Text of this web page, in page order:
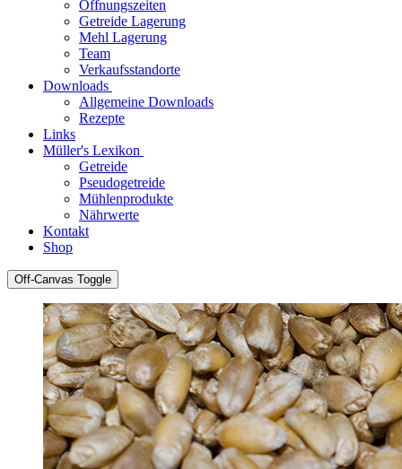
Öffnungszeiten
Getreide Lagerung
Mehl Lagerung
Team
Verkaufsstandorte
Downloads
Allgemeine Downloads
Rezepte
Links
Müller's Lexikon
Getreide
Pseudogetreide
Mühlenprodukte
Nährwerte
Kontakt
Shop
Off-Canvas Toggle